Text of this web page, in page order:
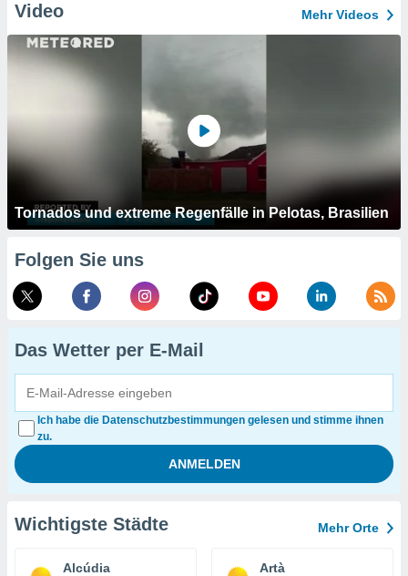
Video Mehr Videos
Tornados und extreme Regenfälle in Pelotas, Brasilien
Folgen Sie uns
Das Wetter per E-Mail
Ich habe die Datenschutzbestimmungen gelesen und stimme ihnen
zu.
Wichtigste Städte Mehr Orte
Alcúdia Artà